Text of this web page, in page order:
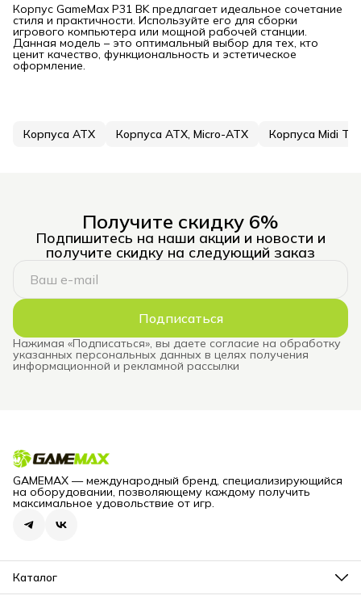
Корпус GameMax P31 BK предлагает идеальное сочетание
стиля и практичности. Используйте его для сборки
игрового компьютера или мощной рабочей станции.
Данная модель – это оптимальный выбор для тех, кто
ценит качество, функциональность и эстетическое
оформление.
Корпуса ATX Корпуса ATX, Micro-ATX Корпуса Midi
Получите скидку 6%
Подпишитесь на наши акции и новости и
получите скидку на следующий заказ
Подписаться
Нажимая «Подписаться», вы даете согласие на обработку
указанных персональных данных в целях получения
информационной и рекламной рассылки
GAMEMAX — международный бренд, специализирующийся
на оборудовании, позволяющему каждому получить
максимальное удовольствие от игр.
Каталог
Блоки питания для компьютеров